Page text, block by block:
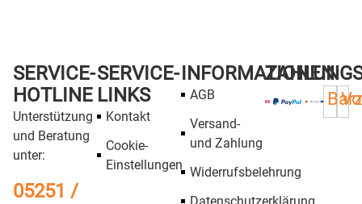
SERVICE-
HOTLINE
Unterstützung
und Beratung
unter:
05251 /
SERVICE-
LINKS
Kontakt
Cookie-
Einstellungen
INFORMATIONEN
AGB
Versand-
und Zahlung
Widerrufsbelehrung